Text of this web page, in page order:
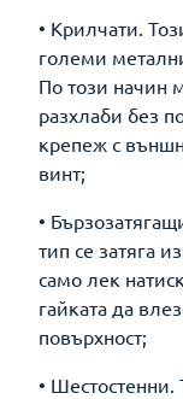
• Крилчати.
големи
По този начин
разхлаби без
крепеж с
винт;
•
тип се затяга
само лек
гайката да
повърхност;
• Шестостенни.